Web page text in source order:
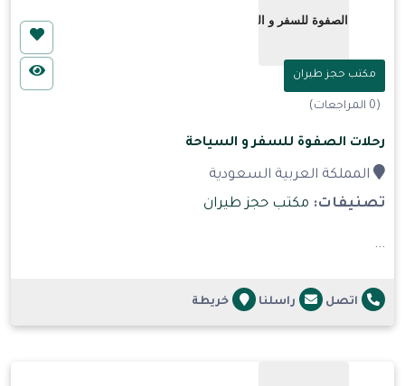
مكتب حجز طيران
(0 المراجعات)
رحلات الصفوة للسفر و السياحة
المملكة العربية السعودية
تصنيفات: مكتب حجز طيران
...
اتصل راسلنا خريطة